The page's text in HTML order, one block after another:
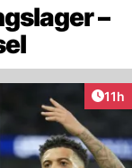
–
11h